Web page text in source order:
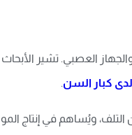
العصبي. تشير الأبحاث
كبار السن.
ويُساهم في إنتاج